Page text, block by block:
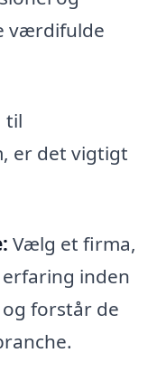
værdifulde
til
er det vigtigt
Vælg et firma,
inden
forstår de